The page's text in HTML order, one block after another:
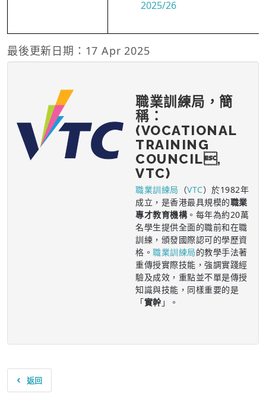
2025/26
最後更新日期：17 Apr 2025
職業訓練局，簡
稱：
(VOCATIONAL
TRAINING
COUNCIL,
VTC)
職業訓練局 （VTC）於1982年
成立，是香港最具規模的職業
專才教育機構。每年為約20萬
名學生提供全面的職前和在職
訓練，頒發國際認可的學歷資
格。 職業訓練局的教學手法著
重傳授實際技能，強調實踐經
驗及成效，重點並不單是傳授
知識與技能，同樣重要的是
「實幹」。
返回